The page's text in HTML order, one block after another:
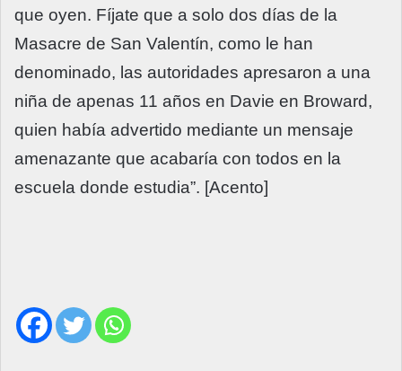
que oyen. Fíjate que a solo dos días de la
Masacre de San Valentín, como le han
denominado, las autoridades apresaron a una
niña de apenas 11 años en Davie en Broward,
quien había advertido mediante un mensaje
amenazante que acabaría con todos en la
escuela donde estudia”. [Acento]